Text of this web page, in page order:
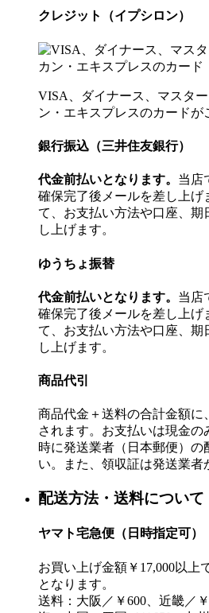
クレジット（イプシロン）
VISA、ダイナース、マスタ
ン・エキスプレスのカードが
銀行振込（三井住友銀行）
代金前払いとなります。 当店
確保完了後メールを差し上げ
て、お支払い方法や口座、期
し上げます。
ゆうちょ振替
代金前払いとなります。 当店
確保完了後メールを差し上げ
て、お支払い方法や口座、期
し上げます。
商品代引
商品代金＋送料の合計金額に
されます。お支払いは現金
時に発送業者（日本郵便）の
い。また、領収証は発送業者
配送方法・送料について
ヤマト宅急便（日時指定可）
お買い上げ金額￥17,000以上
となります。
送料：大阪／￥600、近畿／